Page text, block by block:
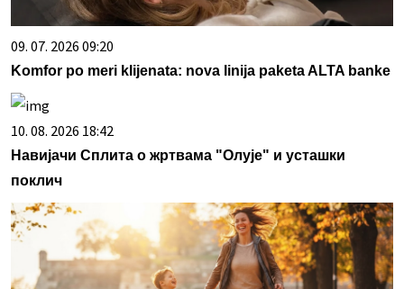
09. 07. 2026 09:20
Komfor po meri klijenata: nova linija paketa ALTA banke
10. 08. 2026 18:42
Навијачи Сплита о жртвама "Олује" и усташки
поклич